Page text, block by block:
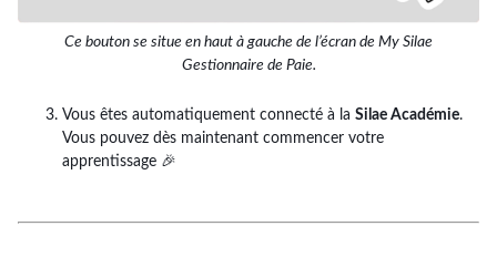
Ce bouton se situe en haut à gauche de l’écran de My Silae
Gestionnaire de Paie.
Vous êtes automatiquement connecté à la Silae Académie.
Vous pouvez dès maintenant commencer votre
apprentissage 🎉